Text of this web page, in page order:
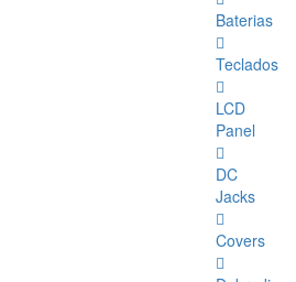
Baterias
Teclados
LCD
Panel
DC
Jacks
Covers